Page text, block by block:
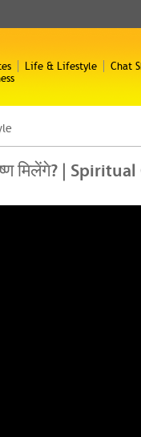
Life & Lifestyle Chat
मिलेंगे? |